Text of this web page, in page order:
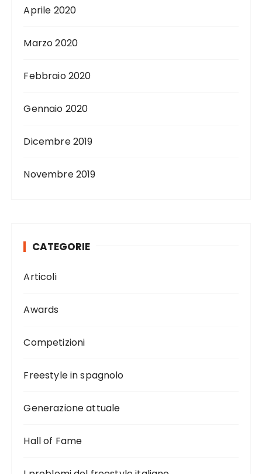
Aprile 2020
Marzo 2020
Febbraio 2020
Gennaio 2020
Dicembre 2019
Novembre 2019
CATEGORIE
Articoli
Awards
Competizioni
Freestyle in spagnolo
Generazione attuale
Hall of Fame